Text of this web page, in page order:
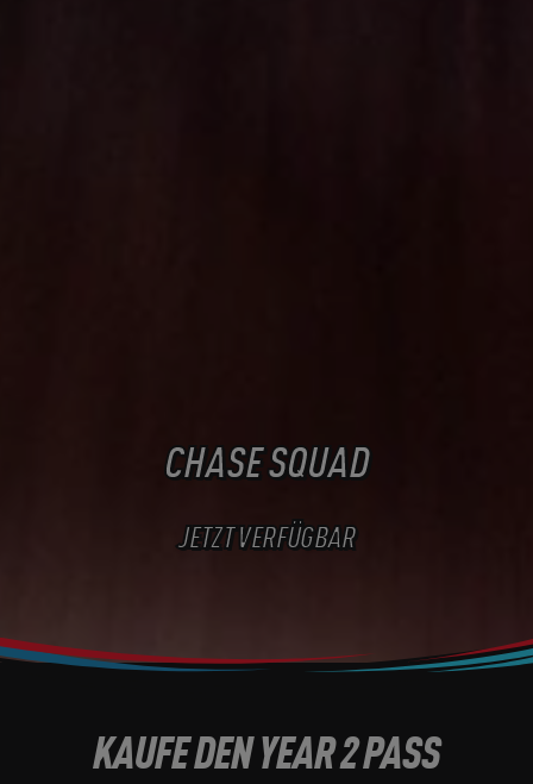
CHASE SQUAD
JETZT VERFÜGBAR
KAUFE DEN YEAR 2 PASS